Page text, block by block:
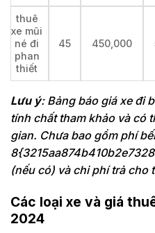
thuê
xe mũi
né đi
phan
thiết
45 450,000
Lưu ý: Bảng báo giá xe đi
tính chất tham khảo và có
gian. Chưa bao gồm phí
(nếu có) và chi phí trả cho
Các loại xe và giá
2024